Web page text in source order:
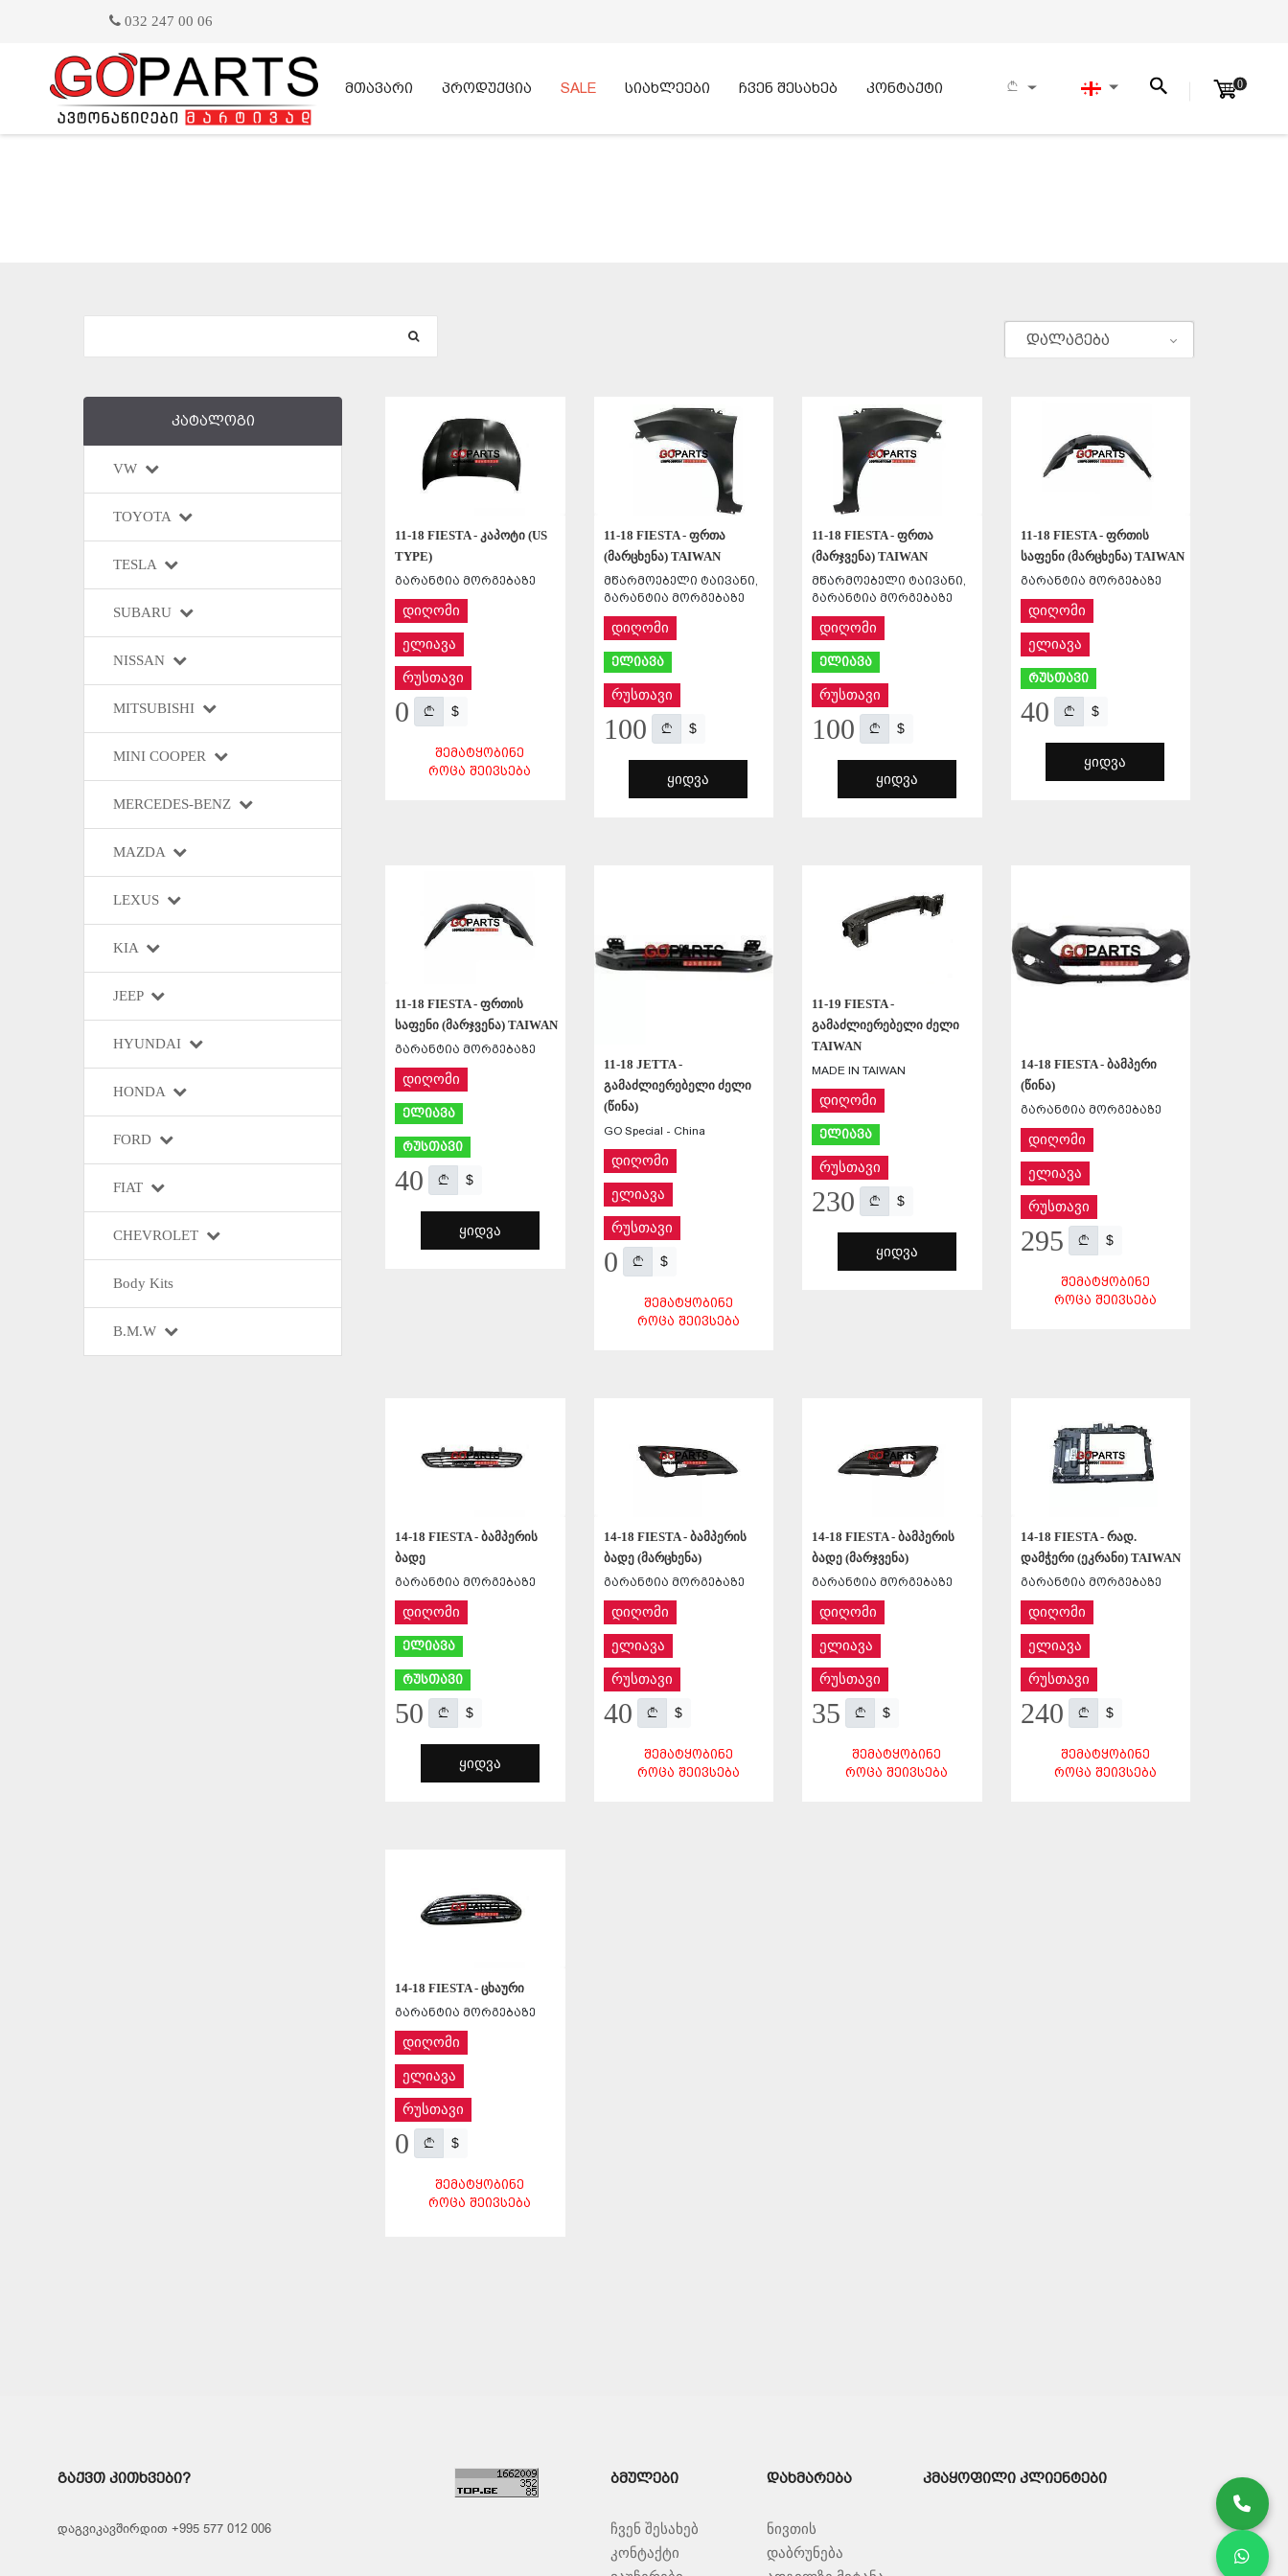
032 247 00 06
მთავარი პროდუქცია SALE სიახლეები ჩვენ შესახებ კონტაქტი 0
დალაგება
კატალოგი
VW
TOYOTA
TESLA
SUBARU
NISSAN
MITSUBISHI
MINI COOPER
MERCEDES-BENZ
MAZDA
LEXUS
KIA
JEEP
HYUNDAI
HONDA
FORD
FIAT
CHEVROLET
Body Kits
B.M.W
11-18 FIESTA - კაპოტი (US
TYPE)
გარანტია მორგებაზე
დიღომი
ელიავა
რუსთავი
0 $
ᲨᲔᲛᲐᲢᲧᲝᲑᲘᲜᲔ
ᲠᲝᲪᲐ ᲨᲔᲘᲕᲡᲔᲑᲐ
11-18 FIESTA - ფრთა
(მარცხენა) TAIWAN
მწარმოებელი ტაივანი,
გარანტია მორგებაზე
დიღომი
ელიავა
რუსთავი
100 $
ᲧᲘᲓᲕᲐ
11-18 FIESTA - ფრთა
(მარჯვენა) TAIWAN
მწარმოებელი ტაივანი,
გარანტია მორგებაზე
დიღომი
ელიავა
რუსთავი
100 $
ᲧᲘᲓᲕᲐ
11-18 FIESTA - ფრთის
საფენი (მარცხენა) TAIWAN
გარანტია მორგებაზე
დიღომი
ელიავა
რუსთავი
40 $
ᲧᲘᲓᲕᲐ
11-18 FIESTA - ფრთის
საფენი (მარჯვენა) TAIWAN
გარანტია მორგებაზე
დიღომი
ელიავა
რუსთავი
40 $
ᲧᲘᲓᲕᲐ
11-18 JETTA -
გამაძლიერებელი ძელი
(წინა)
GO Special - China
დიღომი
ელიავა
რუსთავი
0 $
ᲨᲔᲛᲐᲢᲧᲝᲑᲘᲜᲔ
ᲠᲝᲪᲐ ᲨᲔᲘᲕᲡᲔᲑᲐ
11-19 FIESTA -
გამაძლიერებელი ძელი
TAIWAN
MADE IN TAIWAN
დიღომი
ელიავა
რუსთავი
230 $
ᲧᲘᲓᲕᲐ
14-18 FIESTA - ბამპერი
(წინა)
გარანტია მორგებაზე
დიღომი
ელიავა
რუსთავი
295 $
ᲨᲔᲛᲐᲢᲧᲝᲑᲘᲜᲔ
ᲠᲝᲪᲐ ᲨᲔᲘᲕᲡᲔᲑᲐ
14-18 FIESTA - ბამპერის
ბადე
გარანტია მორგებაზე
დიღომი
ელიავა
რუსთავი
50 $
ᲧᲘᲓᲕᲐ
14-18 FIESTA - ბამპერის
ბადე (მარცხენა)
გარანტია მორგებაზე
დიღომი
ელიავა
რუსთავი
40 $
ᲨᲔᲛᲐᲢᲧᲝᲑᲘᲜᲔ
ᲠᲝᲪᲐ ᲨᲔᲘᲕᲡᲔᲑᲐ
14-18 FIESTA - ბამპერის
ბადე (მარჯვენა)
გარანტია მორგებაზე
დიღომი
ელიავა
რუსთავი
35 $
ᲨᲔᲛᲐᲢᲧᲝᲑᲘᲜᲔ
ᲠᲝᲪᲐ ᲨᲔᲘᲕᲡᲔᲑᲐ
14-18 FIESTA - რად.
დამჭერი (ეკრანი) TAIWAN
გარანტია მორგებაზე
დიღომი
ელიავა
რუსთავი
240 $
ᲨᲔᲛᲐᲢᲧᲝᲑᲘᲜᲔ
ᲠᲝᲪᲐ ᲨᲔᲘᲕᲡᲔᲑᲐ
14-18 FIESTA - ცხაური
გარანტია მორგებაზე
დიღომი
ელიავა
რუსთავი
0 $
ᲨᲔᲛᲐᲢᲧᲝᲑᲘᲜᲔ
ᲠᲝᲪᲐ ᲨᲔᲘᲕᲡᲔᲑᲐ
ᲒᲐᲥᲕᲗ ᲙᲘᲗᲮᲕᲔᲑᲘ?
დაგვიკავშირდით +995 577 012 006
ᲑᲛᲣᲚᲔᲑᲘ
ჩვენ შესახებ
კონტაქტი
ᲓᲐᲮᲛᲐᲠᲔᲑᲐ
ნივთის
დაბრუნება
ᲙᲛᲐᲧᲝᲤᲘᲚᲘ ᲙᲚᲘᲔᲜᲢᲔᲑᲘ